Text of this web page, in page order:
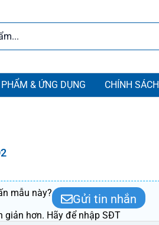
& ỨNG DỤNG CHÍNH SÁCH
mẫu này? Gửi tin nhắn
giản hơn. Hãy để nhập SĐT